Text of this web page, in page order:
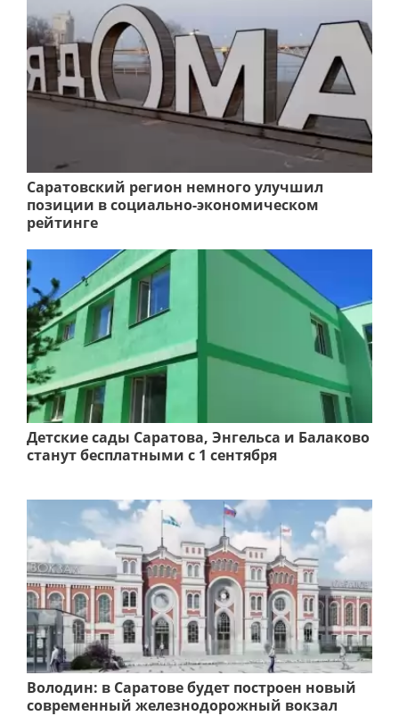
Саратовский регион немного улучшил
позиции в социально-экономическом
рейтинге
Детские сады Саратова, Энгельса и Балаково
станут бесплатными с 1 сентября
Володин: в Саратове будет построен новый
современный железнодорожный вокзал